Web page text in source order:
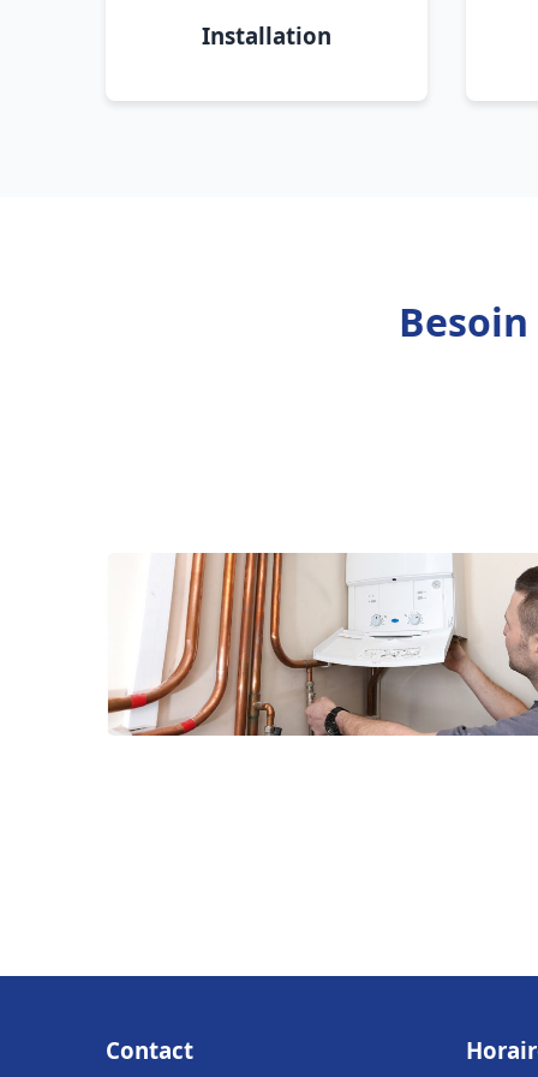
Installation
Contact